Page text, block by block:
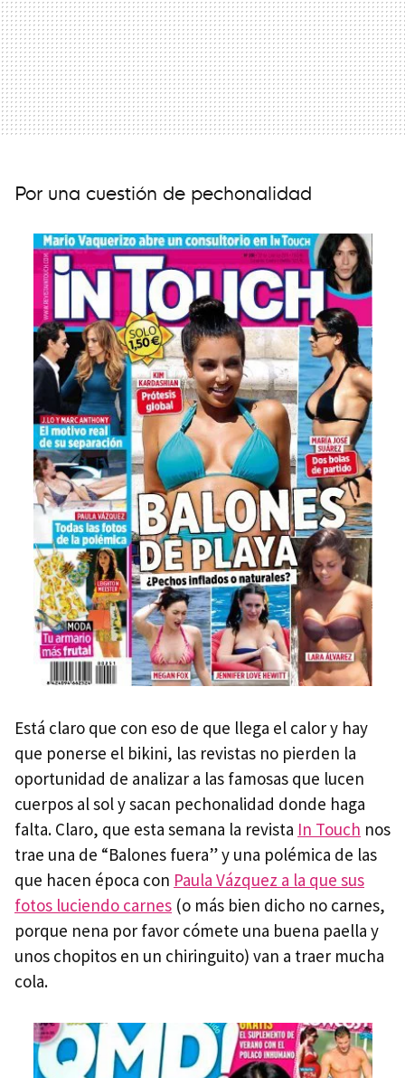
Por una cuestión de pechonalidad
Está claro que con eso de que llega el calor y hay
que ponerse el bikini, las revistas no pierden la
oportunidad de analizar a las famosas que lucen
cuerpos al sol y sacan pechonalidad donde haga
falta. Claro, que esta semana la revista In Touch nos
trae una de “Balones fuera” y una polémica de las
que hacen época con Paula Vázquez a la que sus
fotos luciendo carnes (o más bien dicho no carnes,
porque nena por favor cómete una buena paella y
unos chopitos en un chiringuito) van a traer mucha
cola.